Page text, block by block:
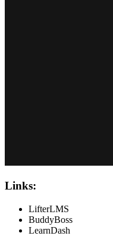
Links:
LifterLMS
BuddyBoss
LearnDash